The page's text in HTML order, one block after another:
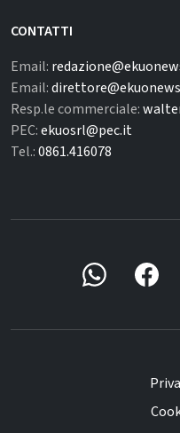
CONTATTI
Email:
Email:
Resp.le commerciale:
PEC:ekuosrl@pec.it
Tel.:0861.416078